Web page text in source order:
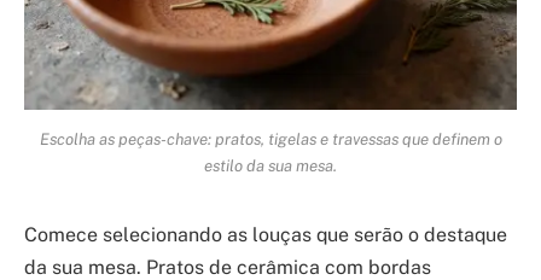
Escolha as peças-chave: pratos, tigelas e travessas que definem o
estilo da sua mesa.
Comece selecionando as louças que serão o destaque
da sua mesa. Pratos de cerâmica com bordas